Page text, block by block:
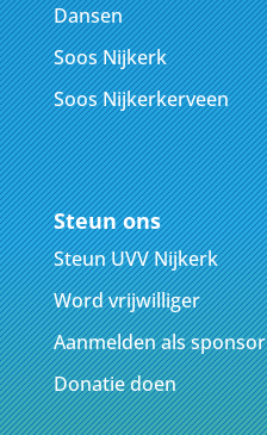
Dansen
Soos Nijkerk
Soos Nijkerkerveen
Steun ons
Steun UVV Nijkerk
Word vrijwilliger
Aanmelden als sponsor
Donatie doen